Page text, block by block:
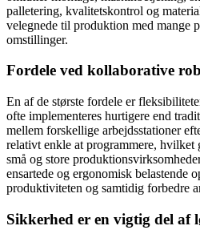
palletering, kvalitetskontrol og
velegnede til produktion med mange
omstillinger.
Fordele ved kollaborative
En af de største fordele er
ofte implementeres hurtigere end
mellem forskellige arbejdsstationer
relativt enkle at programmere, hvilket
små og store
ensartede og ergonomisk belastende
produktiviteten og samtidig forbedre
Sikkerhed er en vigtig del af